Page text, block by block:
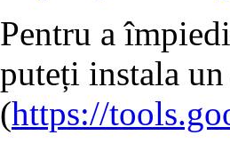
Pentru a
puteți instala
(https://